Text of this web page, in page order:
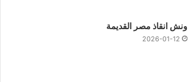
ونش انقاذ مصر القديمة
2026-01-12